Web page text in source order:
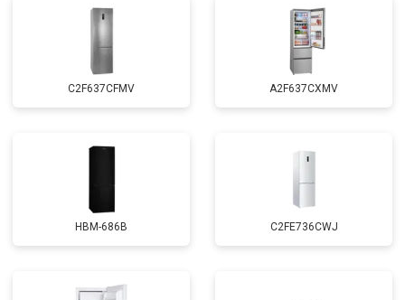
C2F637CFMV A2F637CXMV
HBM-686B C2FE736CWJ